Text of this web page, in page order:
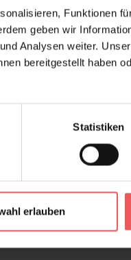
Funktionen
geben wir
Analysen weiter.
bereitgestellt haben
Statistiken
erlauben
Abmessungen:
Hersteller:
Design:
Material: